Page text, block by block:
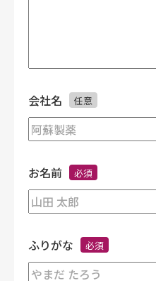
会社名 任意
お名前 必須
ふりがな 必須